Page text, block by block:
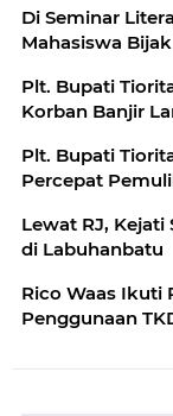
Di Seminar
Mahasiswa
Plt. Bupati
Korban Banjir
Plt. Bupati
Percepat
Lewat RJ,
di Labuhanbatu
Rico Waas Ikuti
Penggunaan